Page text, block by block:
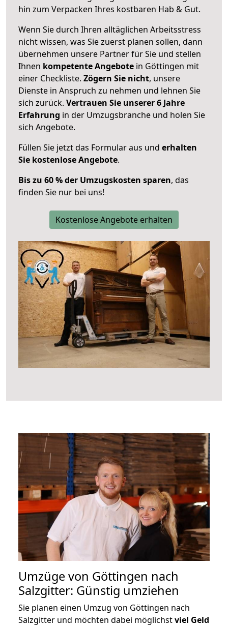
hin zum Verpacken Ihres kostbaren Hab & Gut.
Wenn Sie durch Ihren alltäglichen Arbeitsstress
nicht wissen, was Sie zuerst planen sollen, dann
übernehmen unsere Partner für Sie und stellen
Ihnen kompetente Angebote in Göttingen mit
einer Checkliste. Zögern Sie nicht, unsere
Dienste in Anspruch zu nehmen und lehnen Sie
sich zurück. Vertrauen Sie unserer 6 Jahre
Erfahrung in der Umzugsbranche und holen Sie
sich Angebote.
Füllen Sie jetzt das Formular aus und erhalten
Sie kostenlose Angebote.
Bis zu 60 % der Umzugskosten sparen, das
finden Sie nur bei uns!
Kostenlose Angebote erhalten
Umzüge von Göttingen nach
Salzgitter: Günstig umziehen
Sie planen einen Umzug von Göttingen nach
Salzgitter und möchten dabei möglichstviel Geld